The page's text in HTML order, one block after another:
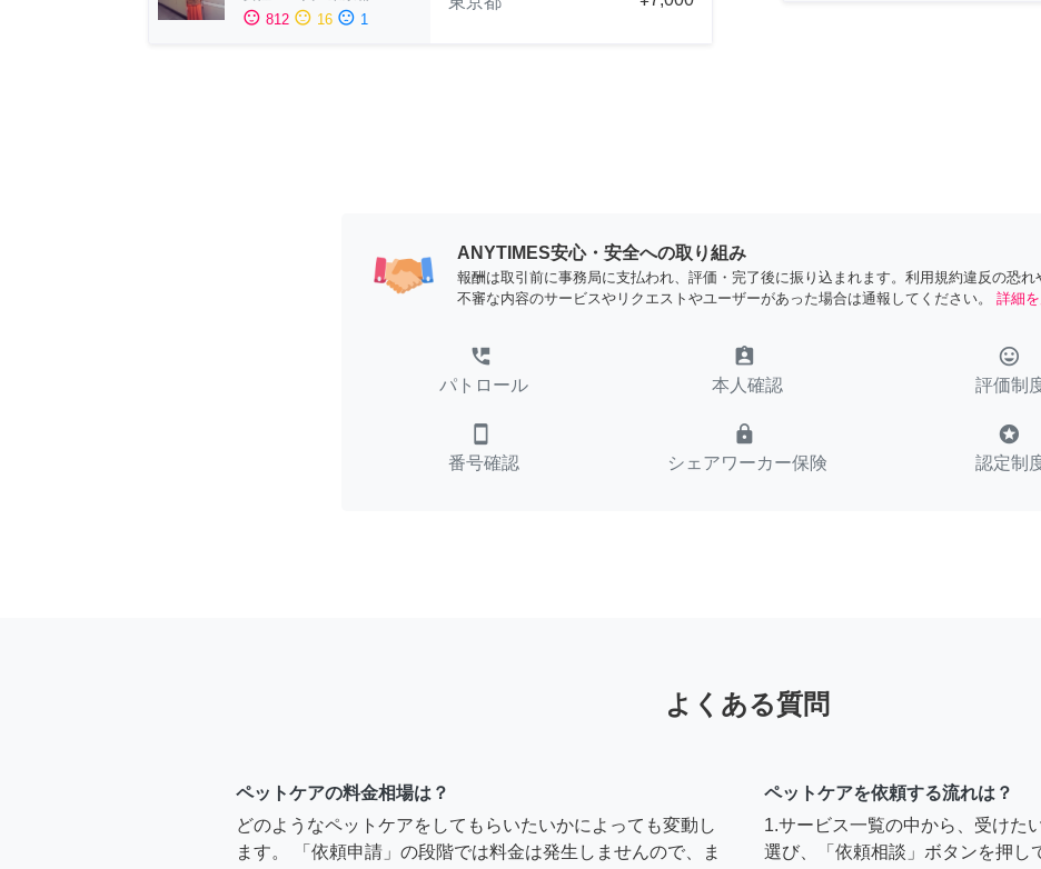
sentiment_satisfied 812 sentiment_neutral 16 sentiment_dissatisfied 1
ANYTIMES安心・安全への取り組み
報酬は取引前に事務局に支払われ、評価・完了後に振り込まれます。利用規約違反の恐れ
不審な内容のサービスやリクエストやユーザーがあった場合は通報してください。
詳細
perm_phone_msg
パトロール
assignment_ind
本人確認
tag_faces
評価制
smartphone
番号確認
lock
シェアワーカー保険
stars
認定制
よくある質問
ペットケアの料金相場は？
どのようなペットケアをしてもらいたいかによっても変動し
ます。 「依頼申請」の段階では料金は発生しませんので、ま
ペットケアを依頼する流れは？
1.サービス一覧の中から、受けた
選び、「依頼相談」ボタンを押し